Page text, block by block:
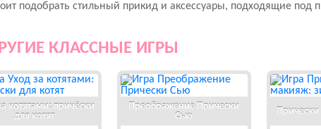
подобрать стильный прикид и аксессуары, подходящие под
КЛАССНЫЕ ИГРЫ
котятами: причёски
для котят
Преображение Прически
Сью